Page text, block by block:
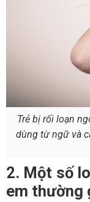
Trẻ bị rối loạn
dùng từ ngữ và
2. Một số
em thường